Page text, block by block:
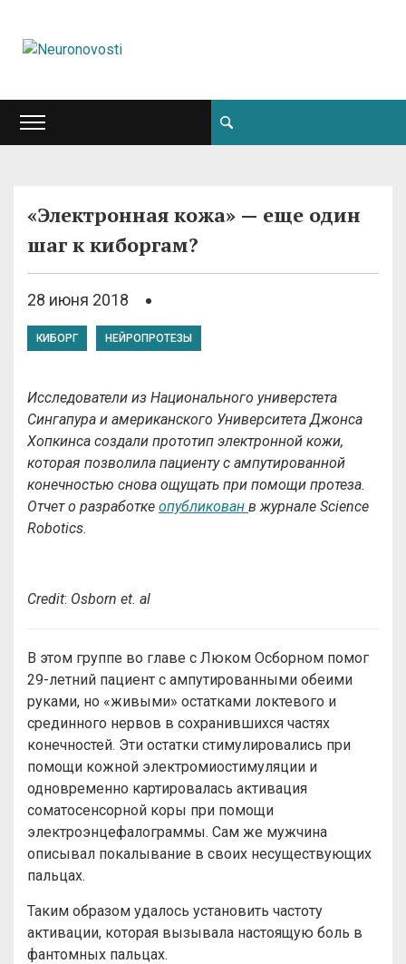
«Электронная кожа» — еще один
шаг к киборгам?
28 июня 2018
КИБОРГ НЕЙРОПРОТЕЗЫ
Исследователи из Национального универстета
Сингапура и американского Университета Джонса
Хопкинса создали прототип электронной кожи,
которая позволила пациенту с ампутированной
конечностью снова ощущать при помощи протеза.
Отчет о разработке опубликован в журнале Science
Robotics.
Credit: Osborn et. al
В этом группе во главе с Люком Осборном помог
29-летний пациент с ампутированными обеими
руками, но «живыми» остатками локтевого и
срединного нервов в сохранившихся частях
конечностей. Эти остатки стимулировались при
помощи кожной электромиостимуляции и
одновременно картировалась активация
соматосенсорной коры при помощи
электроэнцефалограммы. Сам же мужчина
описывал покалывание в своих несуществующих
пальцах.
Таким образом удалось установить частоту
активации, которая вызывала настоящую боль в
фантомных пальцах.